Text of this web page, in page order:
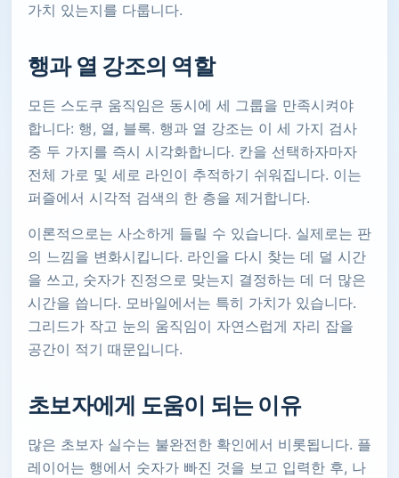
가치 있는지를 다룹니다.
행과 열 강조의 역할
모든 스도쿠 움직임은 동시에 세 그룹을 만족시켜야
합니다: 행, 열, 블록. 행과 열 강조는 이 세 가지 검사
중 두 가지를 즉시 시각화합니다. 칸을 선택하자마자
전체 가로 및 세로 라인이 추적하기 쉬워집니다. 이는
퍼즐에서 시각적 검색의 한 층을 제거합니다.
이론적으로는 사소하게 들릴 수 있습니다. 실제로는 판
의 느낌을 변화시킵니다. 라인을 다시 찾는 데 덜 시간
을 쓰고, 숫자가 진정으로 맞는지 결정하는 데 더 많은
시간을 씁니다. 모바일에서는 특히 가치가 있습니다.
그리드가 작고 눈의 움직임이 자연스럽게 자리 잡을
공간이 적기 때문입니다.
초보자에게 도움이 되는 이유
많은 초보자 실수는 불완전한 확인에서 비롯됩니다. 플
레이어는 행에서 숫자가 빠진 것을 보고 입력한 후, 나